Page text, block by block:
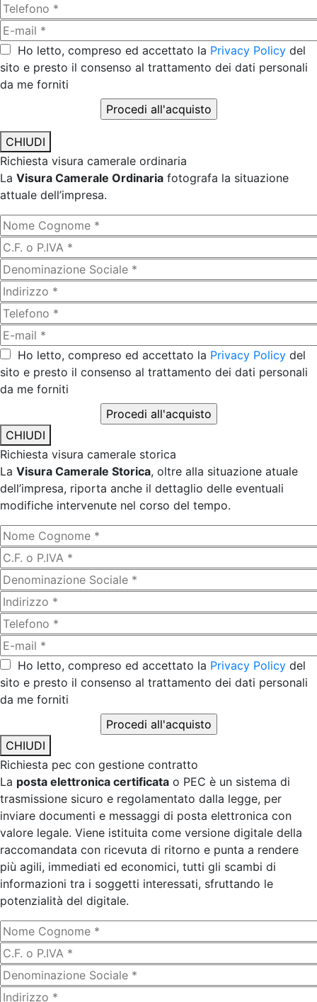
Ho letto, compreso ed accettato la Privacy Policy del
sito e presto il consenso al trattamento dei dati personali
da me forniti
CHIUDI
Richiesta visura camerale ordinaria
La Visura Camerale Ordinaria fotografa la situazione
attuale dell’impresa.
Ho letto, compreso ed accettato la Privacy Policy del
sito e presto il consenso al trattamento dei dati personali
da me forniti
CHIUDI
Richiesta visura camerale storica
La Visura Camerale Storica, oltre alla situazione atuale
dell’impresa, riporta anche il dettaglio delle eventuali
modifiche intervenute nel corso del tempo.
Ho letto, compreso ed accettato la Privacy Policy del
sito e presto il consenso al trattamento dei dati personali
da me forniti
CHIUDI
Richiesta pec con gestione contratto
La posta elettronica certificata o PEC è un sistema di
trasmissione sicuro e regolamentato dalla legge, per
inviare documenti e messaggi di posta elettronica con
valore legale. Viene istituita come versione digitale della
raccomandata con ricevuta di ritorno e punta a rendere
più agili, immediati ed economici, tutti gli scambi di
informazioni tra i soggetti interessati, sfruttando le
potenzialità del digitale.